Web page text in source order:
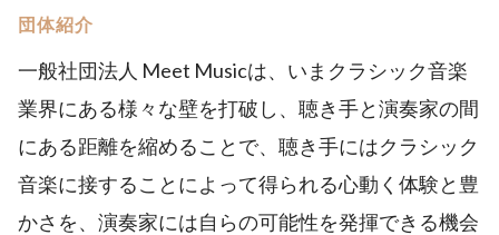
団体紹介
一般社団法人 Meet Musicは、いまクラシック音楽
業界にある様々な壁を打破し、聴き手と演奏家の間
にある距離を縮めることで、聴き手にはクラシック
音楽に接することによって得られる心動く体験と豊
かさを、演奏家には自らの可能性を発揮できる機会